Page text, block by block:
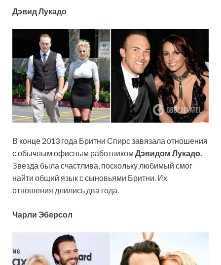
Дэвид Лукадо
В конце 2013 года Бритни Спирс завязала отношения
с обычным офисным работником Дэвидом Лукадо.
Звезда была счастлива, поскольку любимый смог
найти общий язык с сыновьями Бритни. Их
отношения длились два года.
Чарли Эберсол